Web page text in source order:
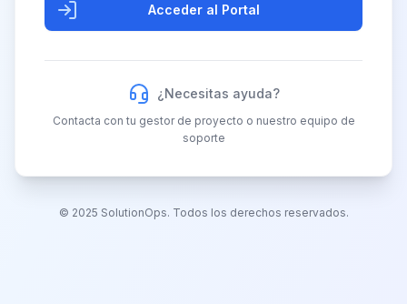
Acceder al Portal
¿Necesitas ayuda?
Contacta con tu gestor de proyecto o nuestro equipo de
soporte
© 2025 SolutionOps. Todos los derechos reservados.